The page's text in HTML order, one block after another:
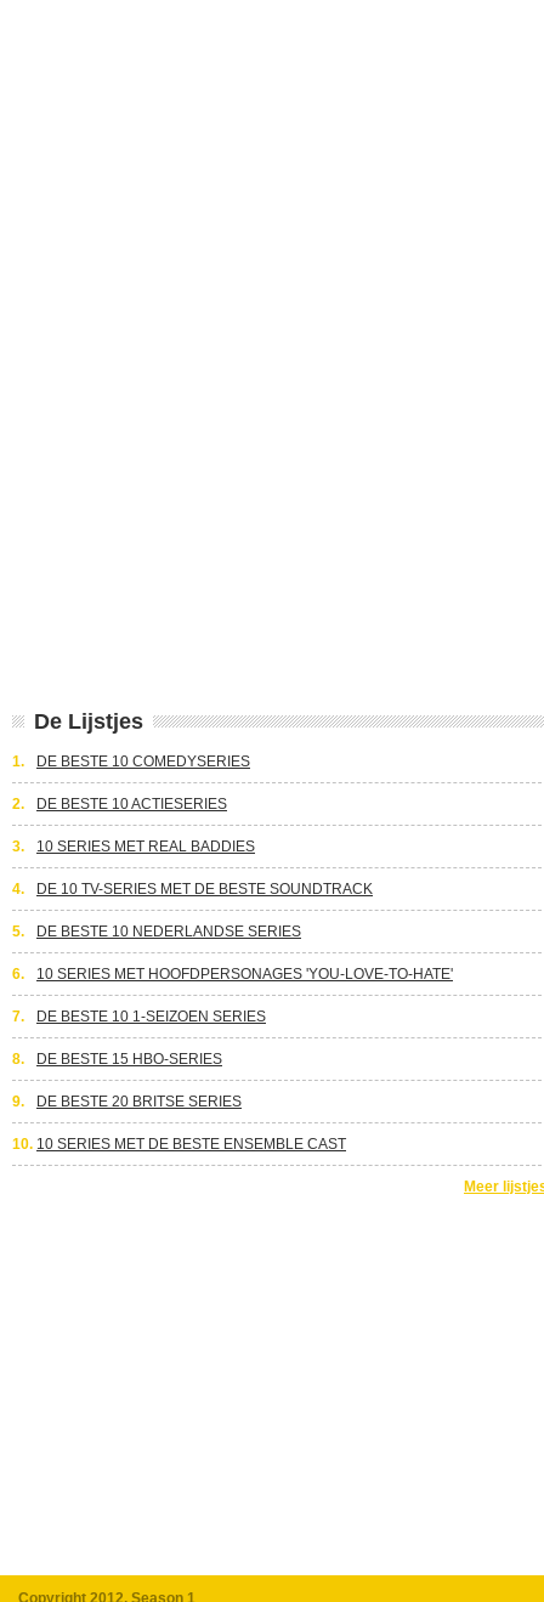
De Lijstjes
1. DE BESTE 10 COMEDYSERIES
2. DE BESTE 10 ACTIESERIES
3. 10 SERIES MET REAL BADDIES
4. DE 10 TV-SERIES MET DE BESTE SOUNDTRACK
5. DE BESTE 10 NEDERLANDSE SERIES
6. 10 SERIES MET HOOFDPERSONAGES 'YOU-LOVE-TO-HATE'
7. DE BESTE 10 1-SEIZOEN SERIES
8. DE BESTE 15 HBO-SERIES
9. DE BESTE 20 BRITSE SERIES
10. 10 SERIES MET DE BESTE ENSEMBLE CAST
Meer
Copyright 2012, Season 1